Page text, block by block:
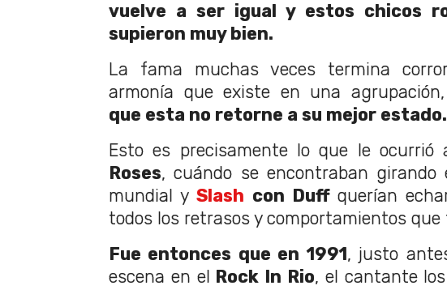
vuelve a ser igual y estos chicos
supieron muy bien.
La fama muchas veces termina
armonía que existe en una agrupación,
que esta no retorne a su mejor estado.
Esto es precisamente lo que le ocurrió
Roses, cuándo se encontraban
mundial ySlash con Duffquerían
todos los retrasos y comportamientos que
Fue entonces que en 1991, justo
escena en el Rock In Rio, el cantante